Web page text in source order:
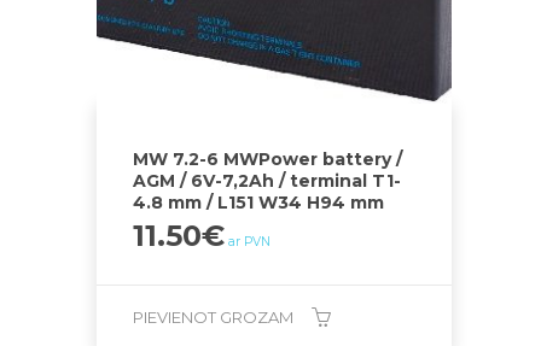
MW 7.2-6 MWPower battery /
AGM / 6V-7,2Ah / terminal T1-
4.8 mm / L151 W34 H94 mm
11.50€ ar PVN
PIEVIENOT GROZAM